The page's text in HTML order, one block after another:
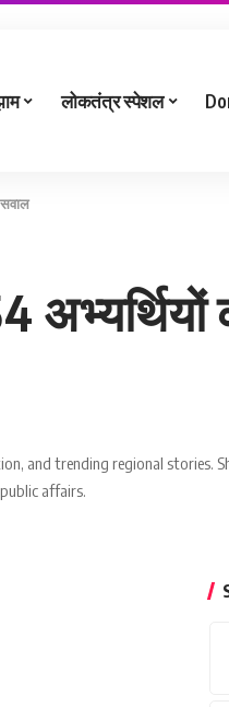
लोकतंत्र स्पेशल
and trending regional stories.
affairs.